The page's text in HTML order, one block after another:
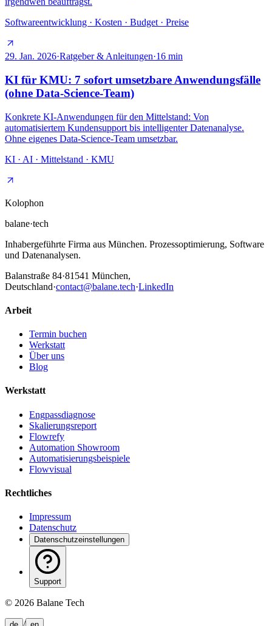
Softwareentwicklung · Kosten · Budget · Preise
29. Jan. 2026·Ratgeber & Anleitungen·16 min
KI für KMU: 7 sofort umsetzbare Anwendungsfälle
(ohne Data-Science-Team)
Konkrete KI-Anwendungen für den Mittelstand: Von
automatisiertem Kundensupport bis intelligenter Datenanalyse.
Ohne eigenes Data-Science-Team umsetzbar.
KI · AI · Mittelstand · KMU
Kolophon
balane·tech
Inhabergeführte Firma aus München. Prozessoptimierung, Software
und Datenanalysen.
Balanstraße 84·81541 München,
Deutschland·contact@balane.tech·LinkedIn
Arbeit
Termin buchen
Werkstatt
Über uns
Blog
Werkstatt
Engpassdiagnose
Skalierungsreport
Flowrefy
Automation Showroom
Automatisierungsbeispiele
Flowvisual
Rechtliches
Impressum
Datenschutz
Datenschutzeinstellungen
Support
© 2026 Balane Tech
/